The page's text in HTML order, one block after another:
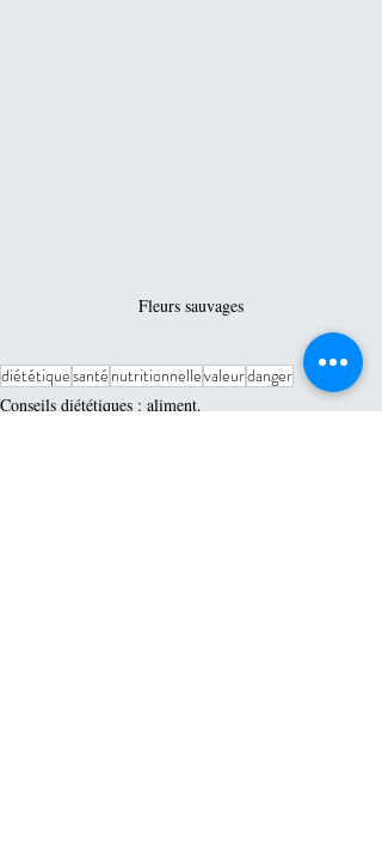
Fleurs sauvages
diététiquesanté nutritionnellevaleurdanger
Conseils diététiques : aliment.